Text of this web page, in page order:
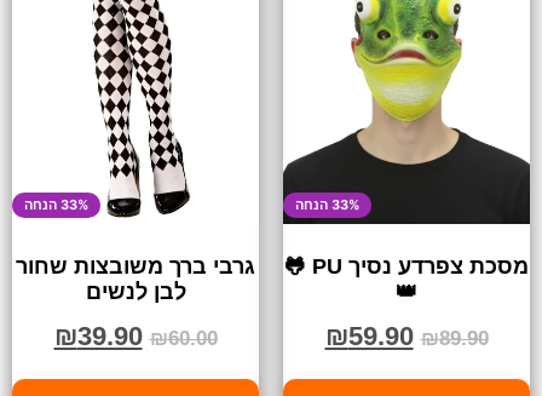
33% הנחה
מסכת צפרדע נסיך PU 🐸
👑
₪89.90
₪59.90
33% הנחה
גרבי ברך משובצות שחור
לבן לנשים
₪60.00
₪39.90